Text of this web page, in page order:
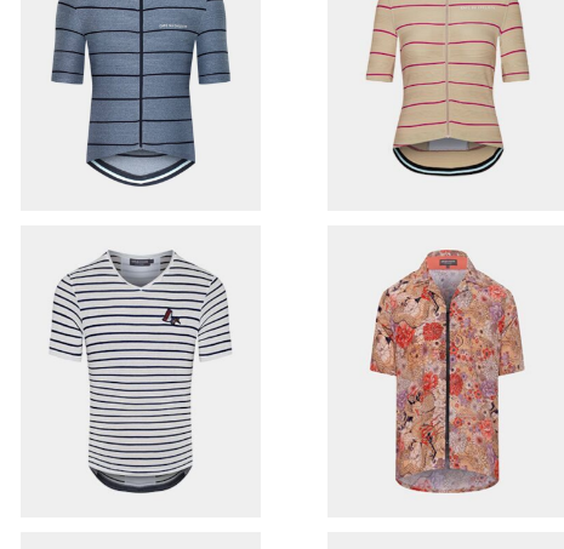
Cafe du cycliste サイクルジ
ャージ （ Francine / Grey Do
uble Strip ）
¥20,790
30%OFF
Cafe du Cycliste （ Women
sモデル ） サイクルジャージ （ F
rancine / ivory. ）
¥20,790
30%OFF
cafe du cycliste グラベルジ
ャージ （ Pauline ）
¥10,780
30%OFF
Cafe du Cycliste グラベルジ
ャージ （ LAURELINE / ROMA
NTIC DRAGON ）
¥17,710
30%OFF